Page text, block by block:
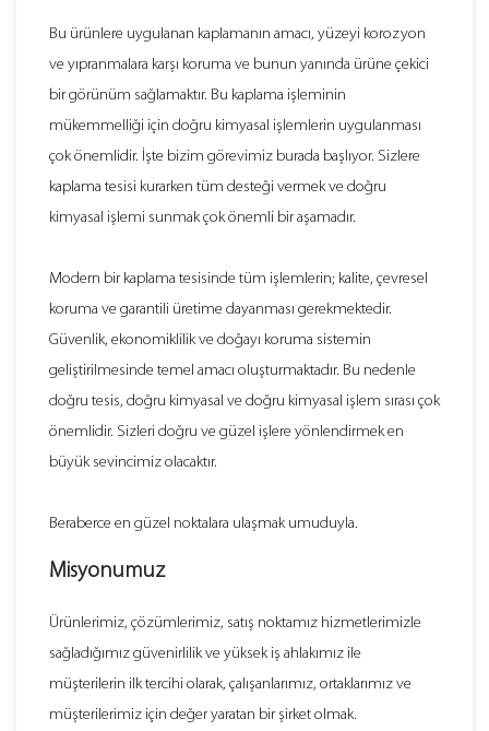
Bu ürünlere uygulanan kaplamanın amacı, yüzeyi korozyon
ve yıpranmalara karşı koruma ve bunun yanında ürüne çekici
bir görünüm sağlamaktır. Bu kaplama işleminin
mükemmelliği için doğru kimyasal işlemlerin uygulanması
çok önemlidir. İşte bizim görevimiz burada başlıyor. Sizlere
kaplama tesisi kurarken tüm desteği vermek ve doğru
kimyasal işlemi sunmak çok önemli bir aşamadır.
Modern bir kaplama tesisinde tüm işlemlerin; kalite, çevresel
koruma ve garantili üretime dayanması gerekmektedir.
Güvenlik, ekonomiklilik ve doğayı koruma sistemin
geliştirilmesinde temel amacı oluşturmaktadır. Bu nedenle
doğru tesis, doğru kimyasal ve doğru kimyasal işlem sırası çok
önemlidir. Sizleri doğru ve güzel işlere yönlendirmek en
büyük sevincimiz olacaktır.
Beraberce en güzel noktalara ulaşmak umuduyla.
Misyonumuz
Ürünlerimiz, çözümlerimiz, satış noktamız hizmetlerimizle
sağladığımız güvenirlilik ve yüksek iş ahlakımız ile
müşterilerin ilk tercihi olarak, çalışanlarımız, ortaklarımız ve
müşterilerimiz için değer yaratan bir şirket olmak.